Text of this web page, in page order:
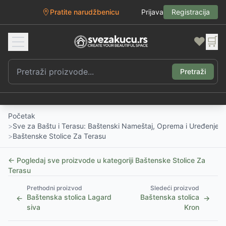
Pratite narudžbenicu Prijava Registracija
❤️ 🛒
Pretraži
Početak
>Sve za Baštu i Terasu: Baštenski Nameštaj, Oprema i Uređenje
>Baštenske Stolice Za Terasu
← Pogledaj sve proizvode u kategoriji Baštenske Stolice Za
Terasu
←
Prethodni proizvod
Baštenska stolica Lagard
siva
Sledeći proizvod
Baštenska stolica
Kron
→